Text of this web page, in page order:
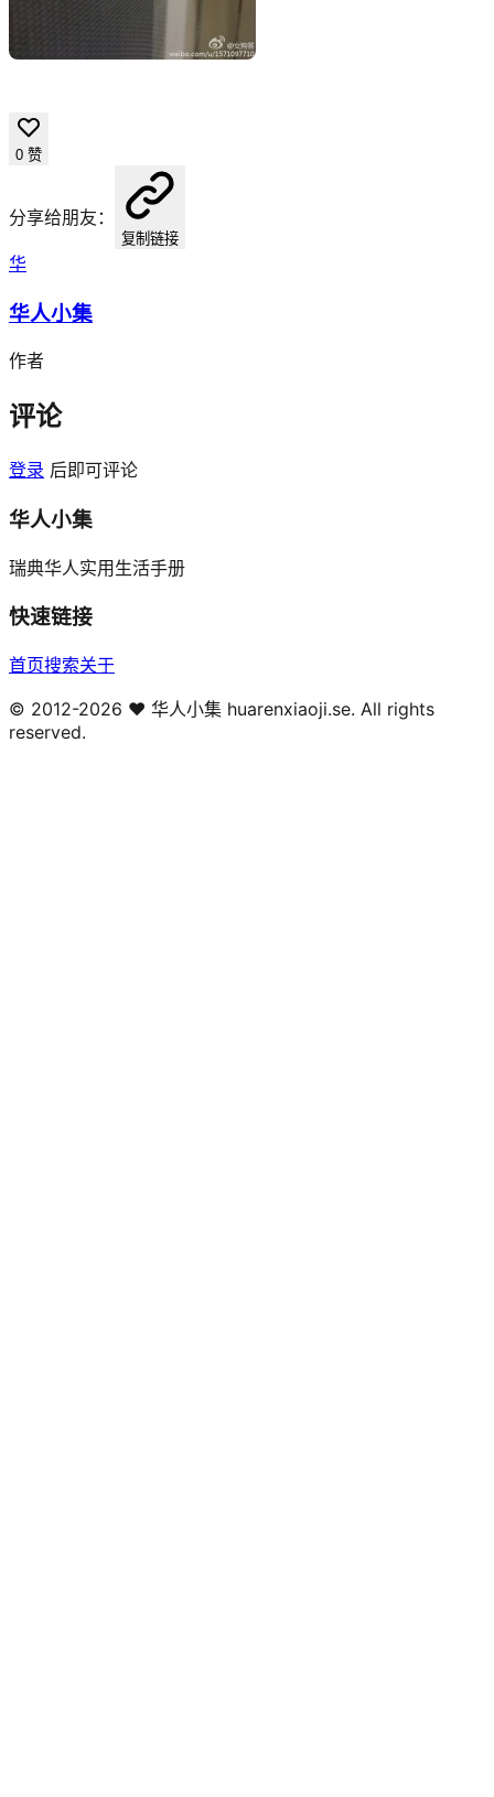
0 赞
分享给朋友：
复制链接
华
华人小集
作者
评论
登录 后即可评论
华人小集
瑞典华人实用生活手册
快速链接
首页搜索关于
© 2012-2026 ❤️ 华人小集 huarenxiaoji.se. All rights
reserved.